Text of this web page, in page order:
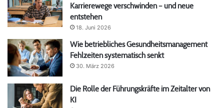
Karrierewege verschwinden – und neue
entstehen
18. Juni 2026
Wie betriebliches Gesundheitsmanagement
Fehlzeiten systematisch senkt
30. März 2026
Die Rolle der Führungskräfte im Zeitalter von
KI